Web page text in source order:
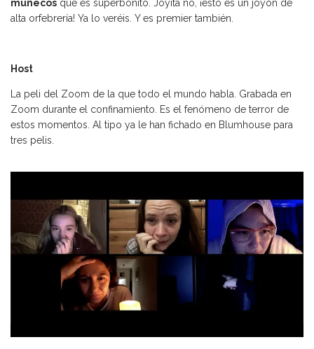
muñecos que es superbonito. Joyita no, ¡esto es un joyón de
alta orfebrería! Ya lo veréis. Y es premier también.
Host
La peli del Zoom de la que todo el mundo habla. Grabada en
Zoom durante el confinamiento. Es el fenómeno de terror de
estos momentos. Al tipo ya le han fichado en Blumhouse para
tres pelis.